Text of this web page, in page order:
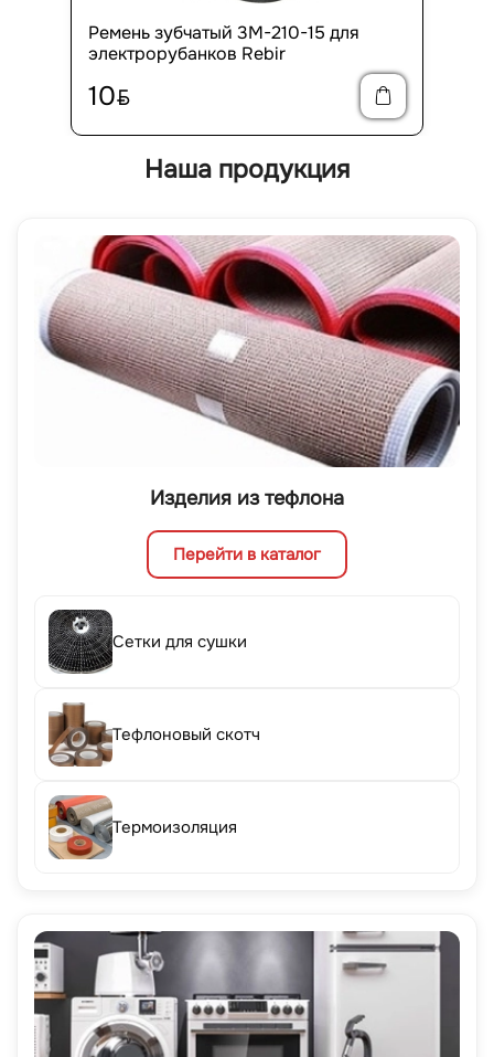
Ремень зубчатый 3М-210-15 для
электрорубанков Rebir
10BYN
Наша продукция
Изделия из тефлона
Перейти в каталог
Сетки для сушки
Тефлоновый скотч
Термоизоляция